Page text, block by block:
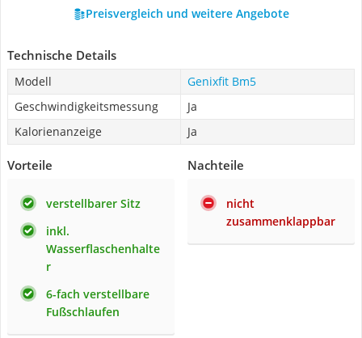
Preisvergleich und weitere Angebote
Technische Details
Modell
Genixfit Bm5
Geschwindigkeitsmessung
Ja
Kalorienanzeige
Ja
Vorteile
verstellbarer Sitz
inkl.
Wasserflaschenhalte
r
6-fach verstellbare
Fußschlaufen
Nachteile
nicht
zusammenklappbar